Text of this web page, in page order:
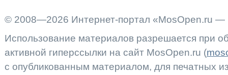
© 2008—2026 Интернет-портал «MosOpen.ru —
Использование материалов разрешается при
активной гиперссылки на сайт MosOpen.ru (
с опубликованным материалом, для печатных